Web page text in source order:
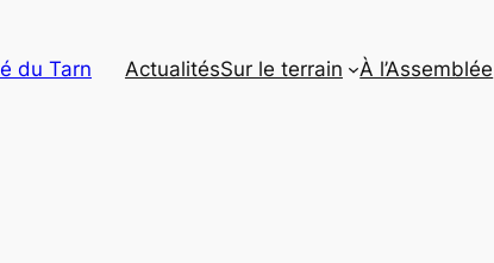
du Tarn ActualitésSur le terrain À l’Assemblée